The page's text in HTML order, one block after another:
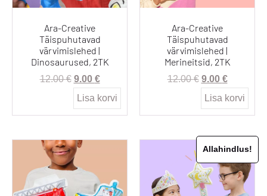
Ara-Creative
Täispuhutavad
värvimislehed |
Dinosaurused, 2TK
12.00€ 9.00 €
Lisa korvi
Ara-Creative
Täispuhutavad
värvimislehed |
Merineitsid, 2TK
12.00€ 9.00 €
Lisa korvi
Allahindlus!